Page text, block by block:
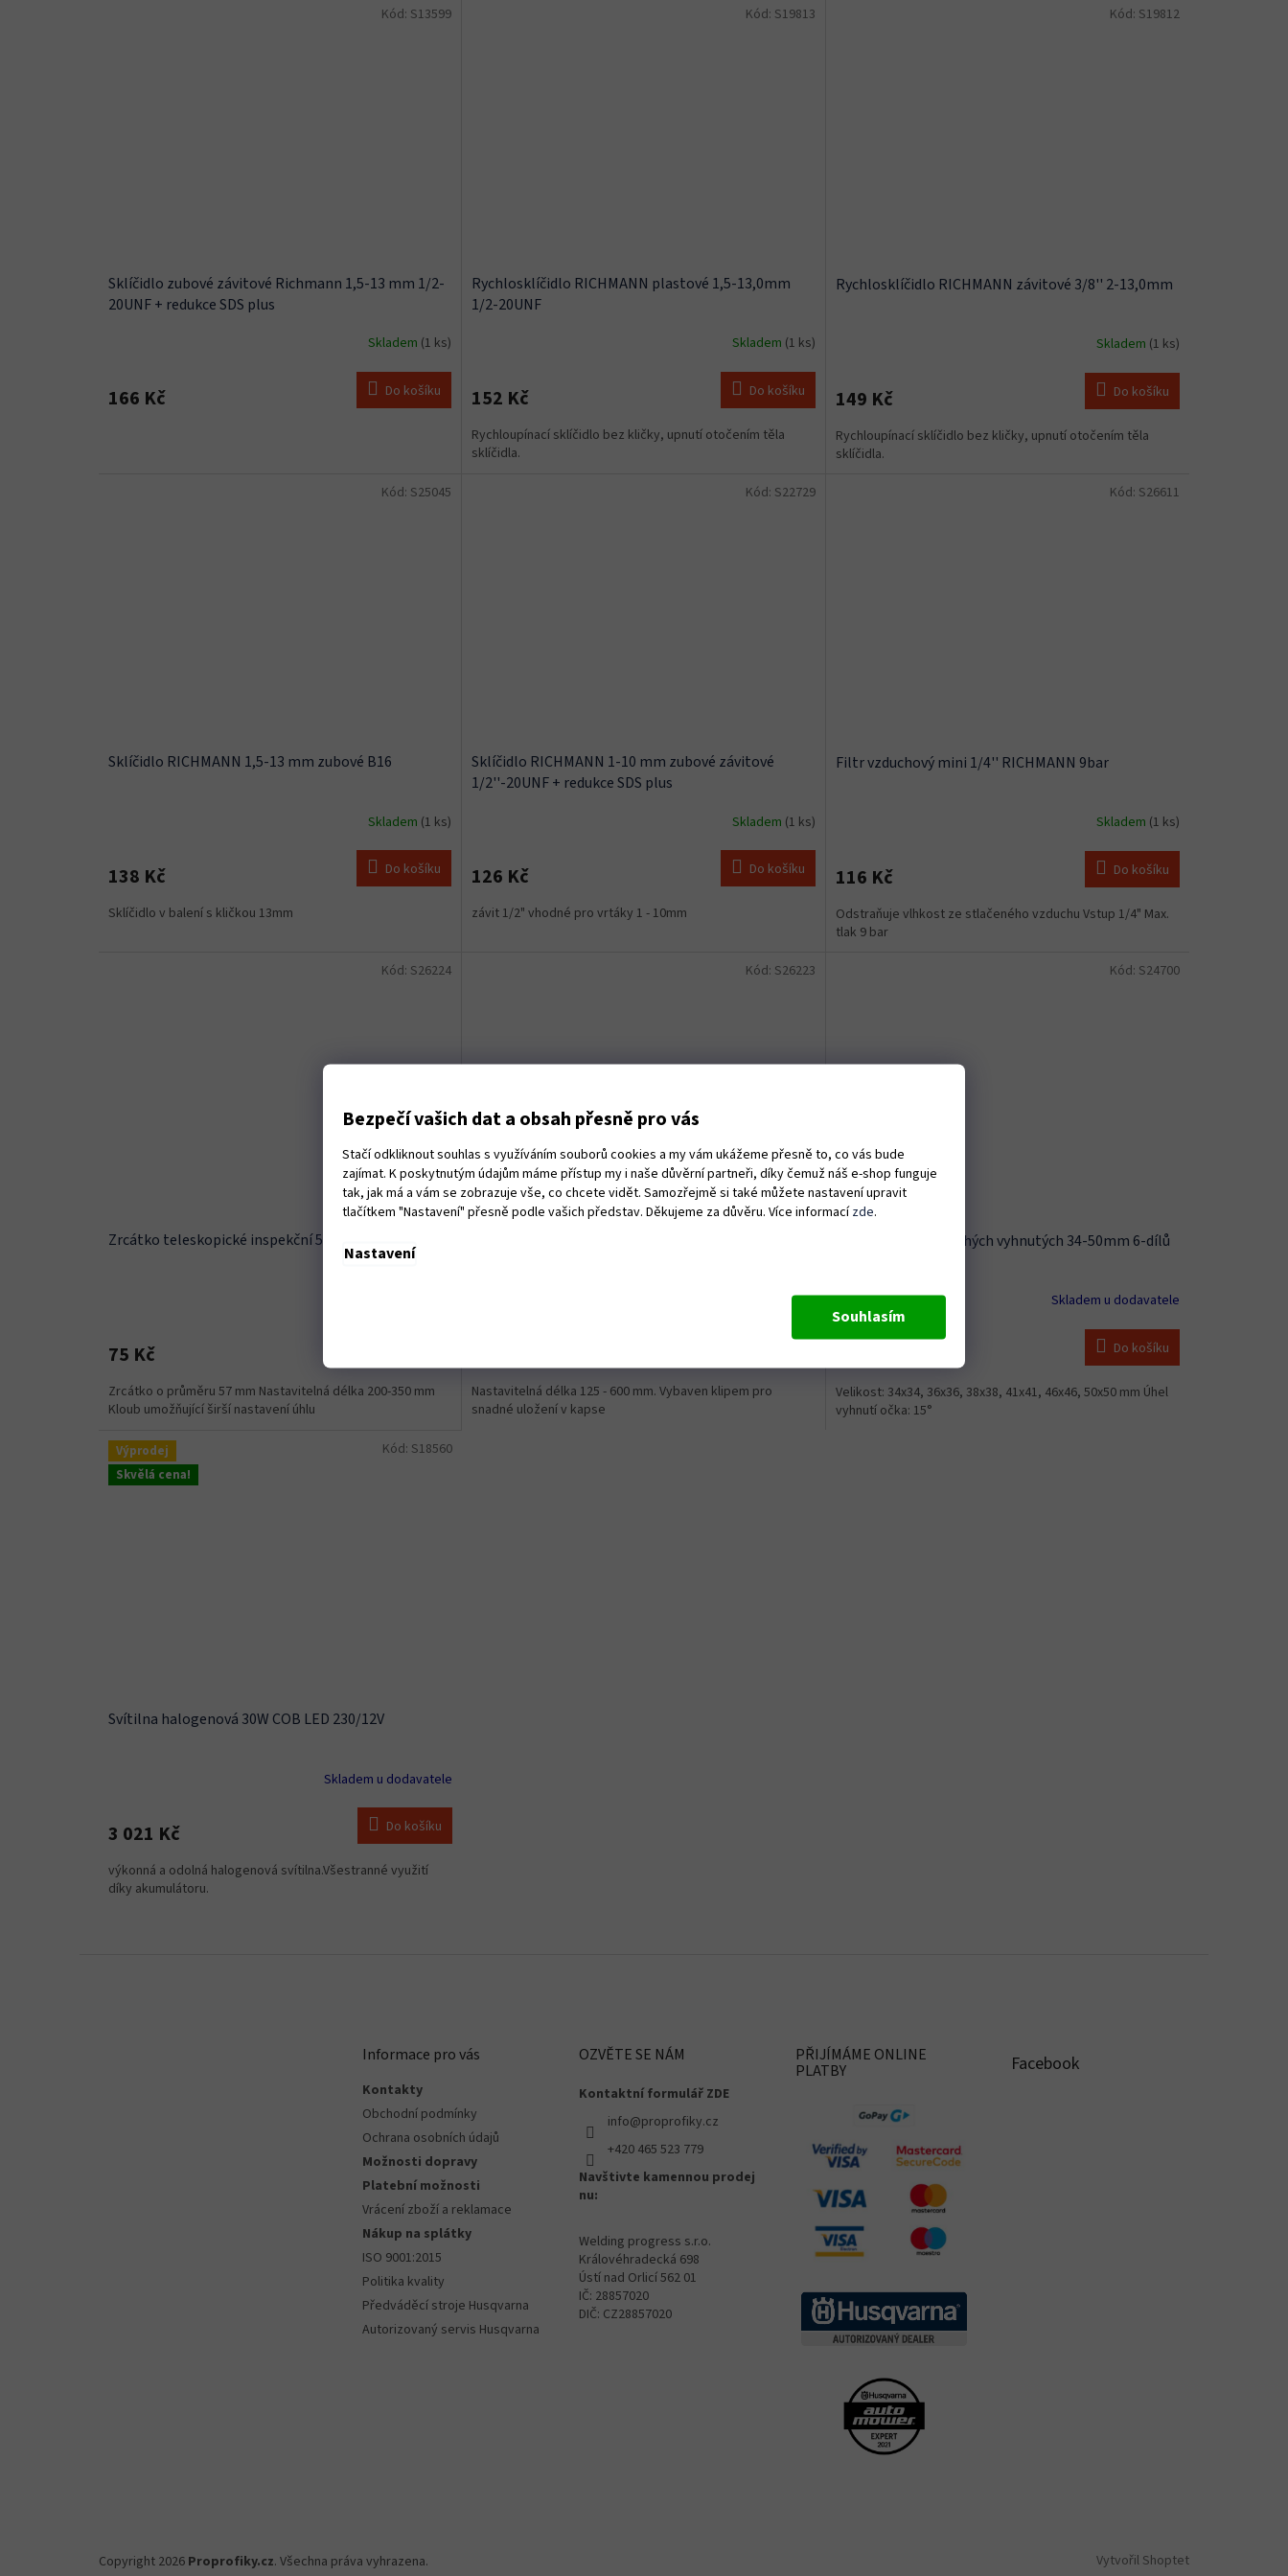
Bezpečí vašich dat a obsah přesně pro vás
Stačí odkliknout souhlas s využíváním souborů cookies a my vám ukážeme přesně to, co vás bude
zajímat. K poskytnutým údajům máme přístup my i naše důvěrní partneři, díky čemuž náš e-shop funguje
tak, jak má a vám se zobrazuje vše, co chcete vidět. Samozřejmě si také můžete nastavení upravit
tlačítkem "Nastavení" přesně podle vašich představ. Děkujeme za důvěru. Více informacízde.
Nastavení
Souhlasím
Sklíčidlo zubové závitové Richmann 1,5-13 mm 1/2-
20UNF + redukce SDS plus
Skladem (1 ks)
166 Kč Do košíku
Kód: S13599
Rychlosklíčidlo RICHMANN plastové 1,5-13,0mm
1/2-20UNF
Skladem (1 ks)
152 Kč Do košíku
Rychloupínací sklíčidlo bez kličky, upnutí otočením těla
sklíčidla.
Kód: S19813
Rychlosklíčidlo RICHMANN závitové 3/8'' 2-13,0mm
Skladem (1 ks)
149 Kč Do košíku
Rychloupínací sklíčidlo bez kličky, upnutí otočením těla
sklíčidla.
Kód: S19812
Sklíčidlo RICHMANN 1,5-13 mm zubové B16
Skladem (1 ks)
138 Kč Do košíku
Sklíčidlo v balení s kličkou 13mm
Kód: S25045
Sklíčidlo RICHMANN 1-10 mm zubové závitové
1/2''-20UNF + redukce SDS plus
Skladem (1 ks)
126 Kč Do košíku
závit 1/2" vhodné pro vrtáky 1 - 10mm
Kód: S22729
Filtr vzduchový mini 1/4'' RICHMANN 9bar
Skladem (1 ks)
116 Kč Do košíku
Odstraňuje vlhkost ze stlačeného vzduchu Vstup 1/4" Max.
tlak 9 bar
Kód: S26611
Zrcátko teleskopické inspekční 57 mm 200-350 mm
75 Kč
Zrcátko o průměru 57 mm Nastavitelná délka 200-350 mm
Kloub umožňující širší nastavení úhlu
Kód: S26224
(1 ks)
Nastavitelná délka 125 - 600 mm. Vybaven klipem pro
snadné uložení v kapse
Kód: S26223
Sada klíčů očkoplochých vyhnutých 34-50mm 6-dílů
Skladem u dodavatele
Do košíku
Velikost: 34x34, 36x36, 38x38, 41x41, 46x46, 50x50 mm Úhel
vyhnutí očka: 15°
Kód: S24700
Výprodej
Skvělá cena!
Svítilna halogenová 30W COB LED 230/12V
Skladem u dodavatele
3 021 Kč Do košíku
výkonná a odolná halogenová svítilna.Všestranné využití
díky akumulátoru.
Kód: S18560
c
í
r
v
k
y
v
ý
s
u
Informace pro vás
Kontakty
Obchodní podmínky
Ochrana osobních údajů
Možnosti dopravy
Platební možnosti
Vrácení zboží a reklamace
Nákup na splátky
ISO 9001:2015
Politika kvality
Předváděcí stroje Husqvarna
Autorizovaný servis Husqvarna
OZVĚTE SE NÁM
Kontaktní formulář ZDE
info@proprofiky.cz
+420 465 523 779
Navštivte kamennou prodej
nu:
Welding progress s.r.o.
Královéhradecká 698
Ústí nad Orlicí 562 01
IČ: 28857020
DIČ: CZ28857020
PŘIJÍMÁME ONLINE
PLATBY Facebook
Vytvořil Shoptet
Copyright 2026 Proprofiky.cz. Všechna práva vyhrazena.